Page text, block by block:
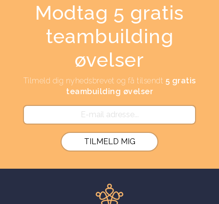
Modtag 5 gratis
teambuilding
øvelser
Tilmeld dig nyhedsbrevet og få tilsendt 5 gratis
teambuilding øvelser